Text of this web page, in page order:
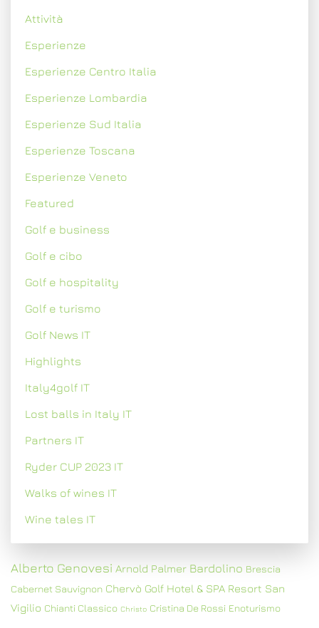
Attività
Esperienze
Esperienze Centro Italia
Esperienze Lombardia
Esperienze Sud Italia
Esperienze Toscana
Esperienze Veneto
Featured
Golf e business
Golf e cibo
Golf e hospitality
Golf e turismo
Golf News IT
Highlights
Italy4golf IT
Lost balls in Italy IT
Partners IT
Ryder CUP 2023 IT
Walks of wines IT
Wine tales IT
Alberto Genovesi Arnold Palmer Bardolino Brescia
Cabernet Sauvignon Chervò Golf Hotel & SPA Resort San
Vigilio Chianti Classico Christo Cristina De Rossi Enoturismo